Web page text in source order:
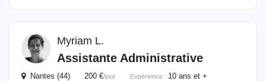
Myriam L.
Assistante Administrative
Nantes (44) 200 €/jour Expérience : 10 ans et +